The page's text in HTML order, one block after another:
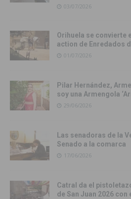
03/07/2026
Orihuela se convierte
action de Enredados
01/07/2026
Pilar Hernández,
soy una Armengola
29/06/2026
Las senadoras de la
Senado a la comarca
17/06/2026
Catral da el
de San Juan 2026